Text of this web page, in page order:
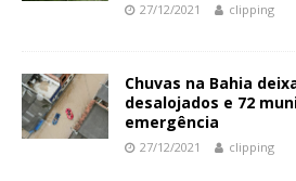
27/12/2021 clipping
Chuvas na Bahia
desalojados e 72
emergência
27/12/2021 clipping